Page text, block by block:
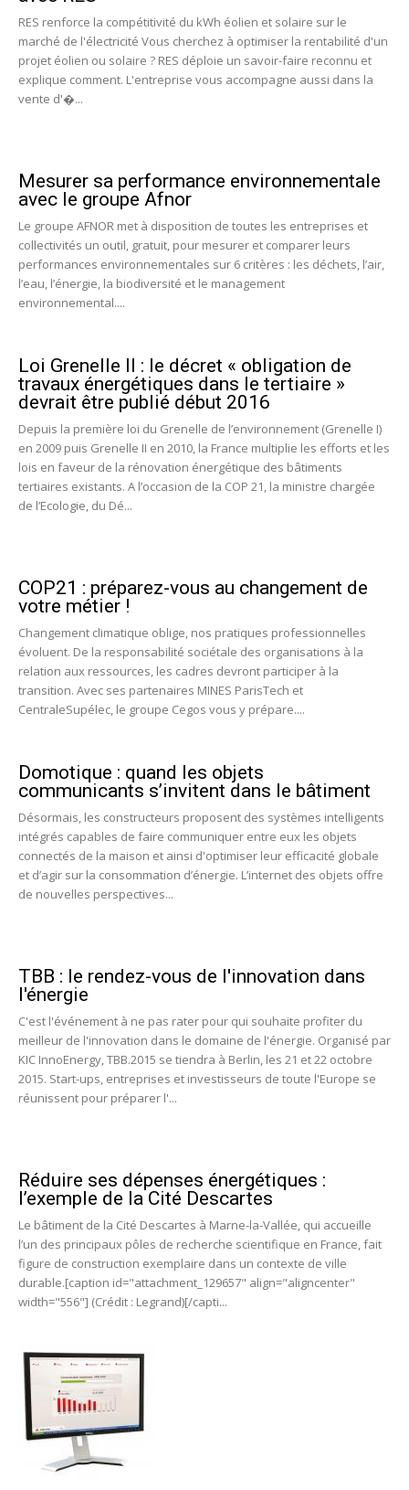
RES renforce la compétitivité du kWh éolien et solaire sur le
marché de l'électricité Vous cherchez à optimiser la rentabilité d'un
projet éolien ou solaire ? RES déploie un savoir-faire reconnu et
explique comment. L'entreprise vous accompagne aussi dans la
vente d'�...
Mesurer sa performance environnementale
avec le groupe Afnor
Le groupe AFNOR met à disposition de toutes les entreprises et
collectivités un outil, gratuit, pour mesurer et comparer leurs
performances environnementales sur 6 critères : les déchets, l’air,
l’eau, l’énergie, la biodiversité et le management
environnemental....
Loi Grenelle II : le décret « obligation de
travaux énergétiques dans le tertiaire »
devrait être publié début 2016
Depuis la première loi du Grenelle de l’environnement (Grenelle I)
en 2009 puis Grenelle II en 2010, la France multiplie les efforts et les
lois en faveur de la rénovation énergétique des bâtiments
tertiaires existants. A l’occasion de la COP 21, la ministre chargée
de l’Ecologie, du Dé...
COP21 : préparez-vous au changement de
votre métier !
Changement climatique oblige, nos pratiques professionnelles
évoluent. De la responsabilité sociétale des organisations à la
relation aux ressources, les cadres devront participer à la
transition. Avec ses partenaires MINES ParisTech et
CentraleSupélec, le groupe Cegos vous y prépare....
Domotique : quand les objets
communicants s’invitent dans le bâtiment
Désormais, les constructeurs proposent des systèmes intelligents
intégrés capables de faire communiquer entre eux les objets
connectés de la maison et ainsi d'optimiser leur efficacité globale
et d’agir sur la consommation d’énergie. L’internet des objets offre
de nouvelles perspectives...
TBB : le rendez-vous de l'innovation dans
l'énergie
C'est l'événement à ne pas rater pour qui souhaite profiter du
meilleur de l'innovation dans le domaine de l'énergie. Organisé par
KIC InnoEnergy, TBB.2015 se tiendra à Berlin, les 21 et 22 octobre
2015. Start-ups, entreprises et investisseurs de toute l'Europe se
réunissent pour préparer l'...
Réduire ses dépenses énergétiques :
l’exemple de la Cité Descartes
Le bâtiment de la Cité Descartes à Marne-la-Vallée, qui accueille
l’un des principaux pôles de recherche scientifique en France, fait
figure de construction exemplaire dans un contexte de ville
durable.[caption id="attachment_129657" align="aligncenter"
width="556"] (Crédit : Legrand)[/capti...